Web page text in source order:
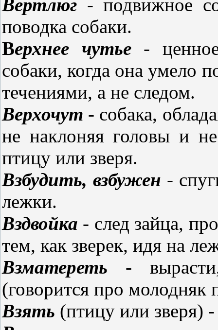
Вертлюг - подвижное
поводка собаки.
Верхнее чутье- ценное
собаки, когда она умело
течениями, а не следом.
Верхочут - собака,
не наклоняя головы и
птицу или зверя.
Взбудить, взбужен -
лежки.
Вздвойка - след зайца,
тем, как зверек, идя на
Взматереть -
(говорится про молодняк
Взять (птицу или зверя)